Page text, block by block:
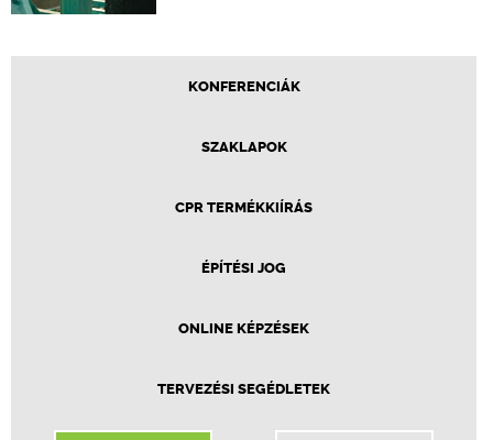
KONFERENCIÁK
SZAKLAPOK
CPR TERMÉKKIÍRÁS
ÉPÍTÉSI JOG
ONLINE KÉPZÉSEK
TERVEZÉSI SEGÉDLETEK